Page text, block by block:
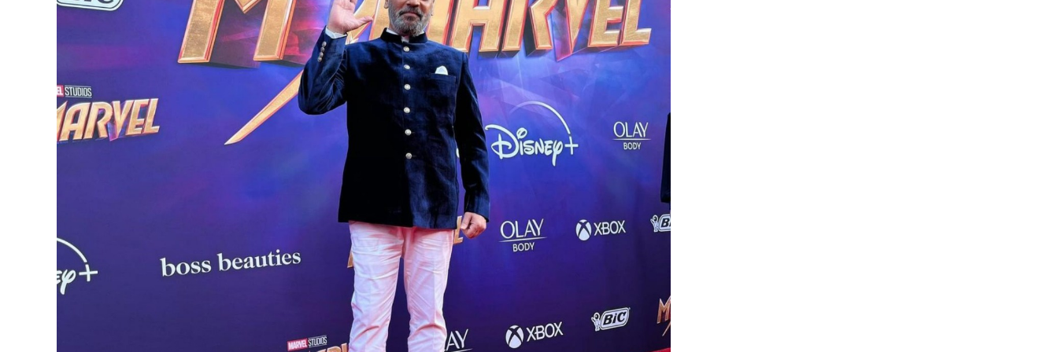
पीएम मोदी की मौजूदगी ने बढ़ाया समारोह का महत्व
इस शपथ ग्रहण समारोह में प्रधानमंत्री Narendra Modi भी मौजूद रहे। समारोह के दौरान कई भावुक और
राजनीतिक रूप से अहम पल देखने को मिले। पीएम मोदी ने स्वतंत्रता सेनानी माखन लाल सरकार का सम्मान कर
सबका ध्यान अपनी ओर खींच लिया। यह दृश्य भी सोशल मीडिया पर काफी वायरल हुआ। भाजपा नेताओं ने इसे
भारतीय संस्कृति और सम्मान की परंपरा से जोड़कर पेश किया।
सुवेंदु अधिकारी के मुख्यमंत्री बनने के बाद भाजपा समर्थकों में उत्साह साफ नजर आया। पार्टी कार्यकर्ताओं का
कहना है कि बंगाल में भाजपा के लिए यह ऐतिहासिक पल है। वहीं योगी आदित्यनाथ और सुवेंदु अधिकारी की
नजदीकी को लेकर भी चर्चाएं तेज हो गई हैं। राजनीतिक विश्लेषकों का मानना है कि आने वाले समय में भाजपा बंगाल
में हिंदुत्व और संगठन दोनों स्तर पर और आक्रामक रणनीति अपना सकती है।